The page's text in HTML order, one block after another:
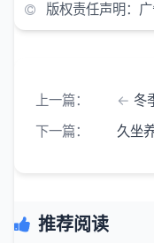
版权责任声明：
上一篇：
冬
下一篇：
推荐阅读